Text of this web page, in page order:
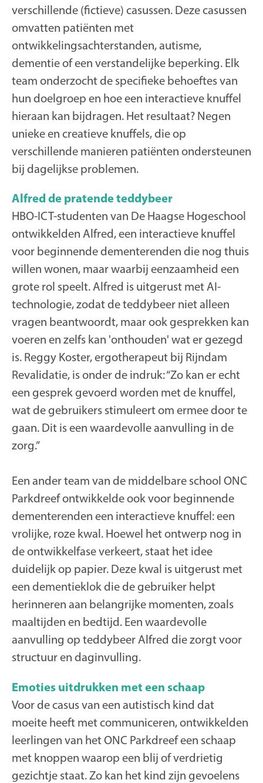
verschillende (fictieve) casussen. Deze casussen
omvatten patiënten met
ontwikkelingsachterstanden, autisme,
dementie of een verstandelijke beperking. Elk
team onderzocht de specifieke behoeftes van
hun doelgroep en hoe een interactieve knuffel
hieraan kan bijdragen. Het resultaat? Negen
unieke en creatieve knuffels, die op
verschillende manieren patiënten ondersteunen
bij dagelijkse problemen.
Alfred de pratende teddybeer
HBO-ICT-studenten van De Haagse Hogeschool
ontwikkelden Alfred, een interactieve knuffel
voor beginnende dementerenden die nog thuis
willen wonen, maar waarbij eenzaamheid een
grote rol speelt. Alfred is uitgerust met AI-
technologie, zodat de teddybeer niet alleen
vragen beantwoordt, maar ook gesprekken kan
voeren en zelfs kan 'onthouden' wat er gezegd
is. Reggy Koster, ergotherapeut bij Rijndam
Revalidatie, is onder de indruk: “Zo kan er echt
een gesprek gevoerd worden met de knuffel,
wat de gebruikers stimuleert om ermee door te
gaan. Dit is een waardevolle aanvulling in de
zorg.”
Een ander team van de middelbare school ONC
Parkdreef ontwikkelde ook voor beginnende
dementerenden een interactieve knuffel: een
vrolijke, roze kwal. Hoewel het ontwerp nog in
de ontwikkelfase verkeert, staat het idee
duidelijk op papier. Deze kwal is uitgerust met
een dementieklok die de gebruiker helpt
herinneren aan belangrijke momenten, zoals
maaltijden en bedtijd. Een waardevolle
aanvulling op teddybeer Alfred die zorgt voor
structuur en daginvulling.
Emoties uitdrukken met een schaap
Voor de casus van een autistisch kind dat
moeite heeft met communiceren, ontwikkelden
leerlingen van het ONC Parkdreef een schaap
met knoppen waarop een blij of verdrietig
gezichtje staat. Zo kan het kind zijn gevoelens